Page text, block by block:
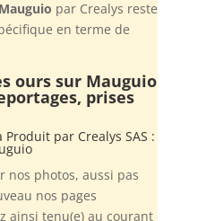
par Crealys reste
en terme de
ours sur Mauguio
prises
Produit par Crealys SAS :
nos photos, aussi pas
nos pages
ainsi tenu(e) au courant